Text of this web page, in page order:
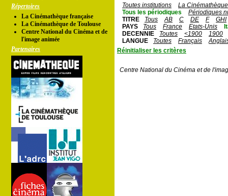
Répertoires
La Cinémathèque française
La Cinémathèque de Toulouse
Centre National du Cinéma et de
l'image animée
Partenaires
Toutes institutions
La
Tous les périodiques
Périodiques
TITRE
Tous AB C DE F
GHI
PAYS
Tous France Etats-Unis
DECENNIE
Toutes <1900
1900
LANGUE
Toutes Français
Réinitialiser les critères
Centre National du Cinéma et de